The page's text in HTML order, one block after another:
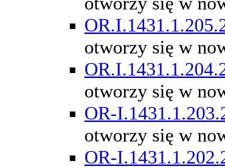
otworzy się w
otworzy się w
OR-
otworzy się w
OR-